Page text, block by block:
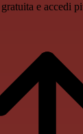
e accedi